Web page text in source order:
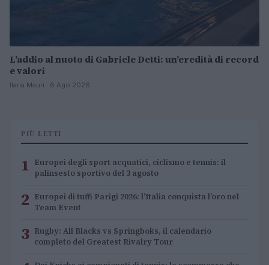
L’addio al nuoto di Gabriele Detti: un’eredità di record
e valori
Ilaria Mauri · 6 Ago 2026
PIÙ LETTI
1 Europei degli sport acquatici, ciclismo e tennis: il
palinsesto sportivo del 3 agosto
2 Europei di tuffi Parigi 2026: l’Italia conquista l’oro nel
Team Event
3 Rugby: All Blacks vs Springboks, il calendario
completo del Greatest Rivalry Tour